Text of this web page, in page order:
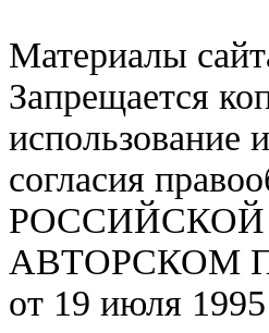
Материалы
Запрещается
использование
согласия
РОССИЙСКОЙ
АВТОРСКОМ
от 19 июля